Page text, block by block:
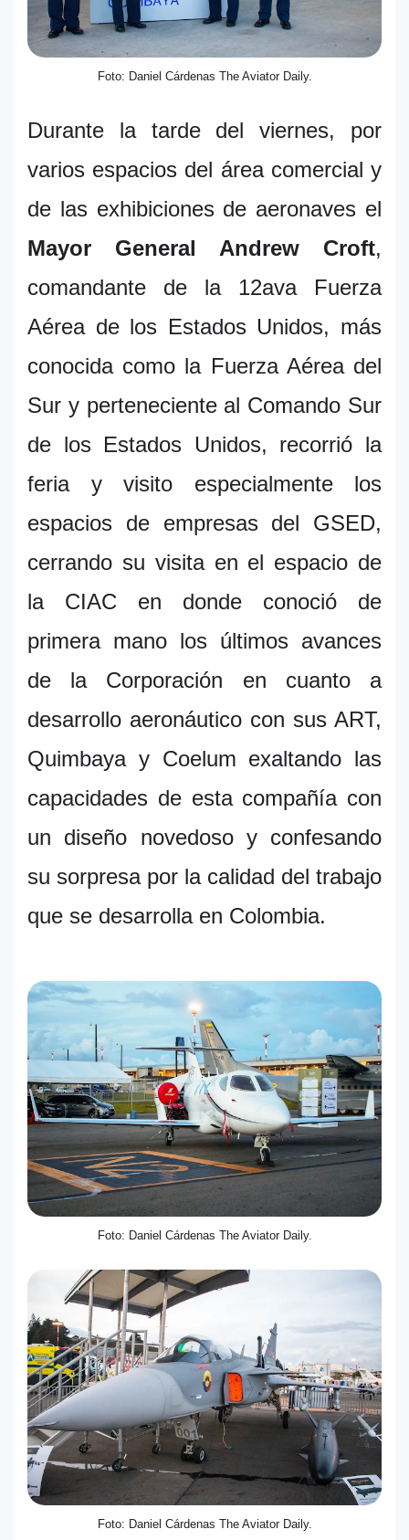
Foto: Daniel Cárdenas The Aviator Daily.
Durante la tarde del viernes, por
varios espacios del área comercial y
de las exhibiciones de aeronaves el
Mayor General Andrew Croft,
comandante de la 12ava Fuerza
Aérea de los Estados Unidos, más
conocida como la Fuerza Aérea del
Sur y perteneciente al Comando Sur
de los Estados Unidos, recorrió la
feria y visito especialmente los
espacios de empresas del GSED,
cerrando su visita en el espacio de
la CIAC en donde conoció de
primera mano los últimos avances
de la Corporación en cuanto a
desarrollo aeronáutico con sus ART,
Quimbaya y Coelum exaltando las
capacidades de esta compañía con
un diseño novedoso y confesando
su sorpresa por la calidad del trabajo
que se desarrolla en Colombia.
Foto: Daniel Cárdenas The Aviator Daily.
Foto: Daniel Cárdenas The Aviator Daily.